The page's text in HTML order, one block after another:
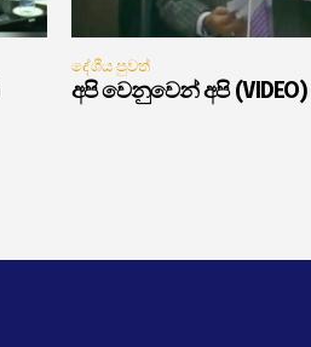
දේශීය පුවත්
අපි වෙනුවෙන් අපි (VIDEO)